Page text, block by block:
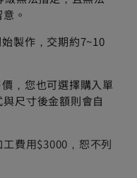
。
製作，交期約7~10
，您也可選擇購入單
尺寸後金額則會自
費用$3000，恕不列